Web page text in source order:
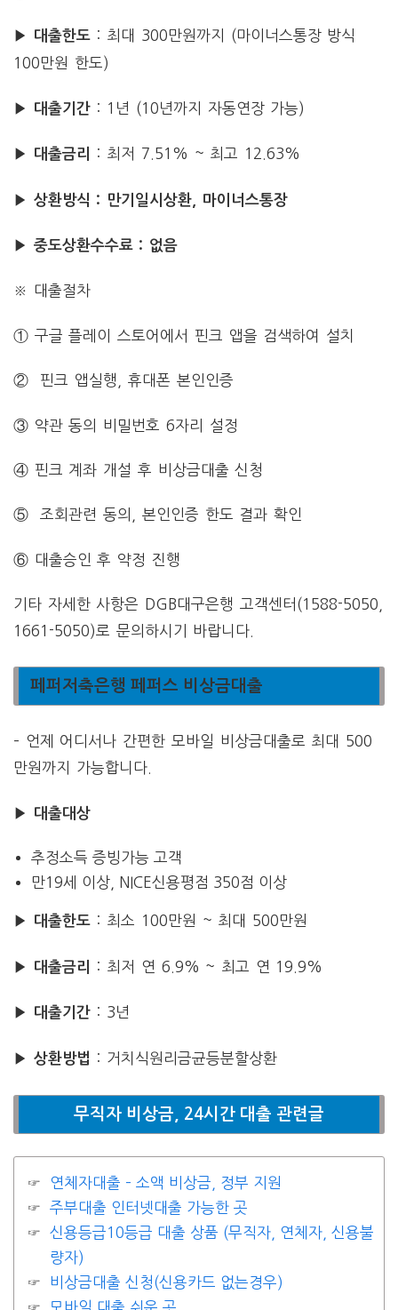
▶ 대출한도 : 최대 300만원까지 (마이너스통장 방식
100만원 한도)
▶ 대출기간 : 1년 (10년까지 자동연장 가능)
▶ 대출금리 : 최저 7.51% ~ 최고 12.63%
▶ 상환방식 : 만기일시상환, 마이너스통장
▶ 중도상환수수료 : 없음
※ 대출절차
① 구글 플레이 스토어에서 핀크 앱을 검색하여 설치
② 핀크 앱실행, 휴대폰 본인인증
③ 약관 동의 비밀번호 6자리 설정
④ 핀크 계좌 개설 후 비상금대출 신청
⑤ 조회관련 동의, 본인인증 한도 결과 확인
⑥ 대출승인 후 약정 진행
기타 자세한 사항은 DGB대구은행 고객센터(1588-5050,
1661-5050)로 문의하시기 바랍니다.
페퍼저축은행 페퍼스 비상금대출
– 언제 어디서나 간편한 모바일 비상금대출로 최대 500
만원까지 가능합니다.
▶ 대출대상
추정소득 증빙가능 고객
만19세 이상, NICE신용평점 350점 이상
▶ 대출한도 : 최소 100만원 ~ 최대 500만원
▶ 대출금리 : 최저 연 6.9% ~ 최고 연 19.9%
▶ 대출기간 : 3년
▶ 상환방법 : 거치식원리금균등분할상환
무직자 비상금, 24시간 대출 관련글
연체자대출 – 소액 비상금, 정부 지원
주부대출 인터넷대출 가능한 곳
신용등급10등급 대출 상품 (무직자, 연체자, 신용불
량자)
비상금대출 신청(신용카드 없는경우)
모바일 대출 쉬운 곳